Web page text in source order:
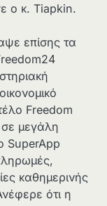
ο κ. Tiapkin.
επίσης τα
Freedom
σε μεγάλη
SuperApp
καθημερινής
ότι η